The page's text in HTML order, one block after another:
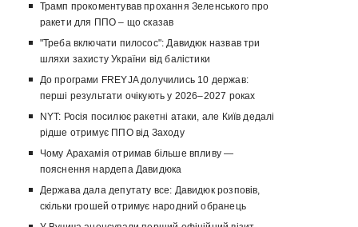
Трамп прокоментував прохання Зеленського про
ракети для ППО – що сказав
"Треба включати пилосос": Давидюк назвав три
шляхи захисту України від балістики
До програми FREYJA долучились 10 держав:
перші результати очікують у 2026–2027 роках
NYT: Росія посилює ракетні атаки, але Київ дедалі
рідше отримує ППО від Заходу
Чому Арахамія отримав більше впливу —
пояснення нардепа Давидюка
Держава дала депутату все: Давидюк розповів,
скільки грошей отримує народний обранець